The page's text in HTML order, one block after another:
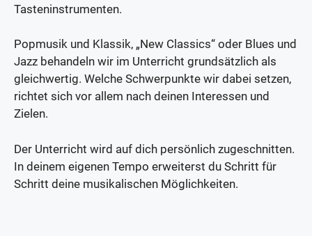
Tasteninstrumenten.
Popmusik und Klassik, „New Classics“ oder Blues und
Jazz behandeln wir im Unterricht grundsätzlich als
gleichwertig. Welche Schwerpunkte wir dabei setzen,
richtet sich vor allem nach deinen Interessen und
Zielen.
Der Unterricht wird auf dich persönlich zugeschnitten.
In deinem eigenen Tempo erweiterst du Schritt für
Schritt deine musikalischen Möglichkeiten.